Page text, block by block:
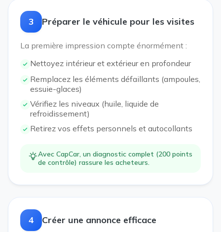
3 Préparer le véhicule pour les visites
La première impression compte énormément :
Nettoyez intérieur et extérieur en profondeur
Remplacez les éléments défaillants (ampoules,
essuie-glaces)
Vérifiez les niveaux (huile, liquide de
refroidissement)
Retirez vos effets personnels et autocollants
Avec CapCar, un diagnostic complet (200 points
de contrôle) rassure les acheteurs.
4 Créer une annonce efficace